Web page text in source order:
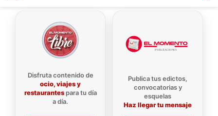
Disfruta contenido de
ocio, viajes y
restaurantespara tu día
a día.
Publica tus edictos,
convocatorias y
esquelas
Haz llegar tu mensaje